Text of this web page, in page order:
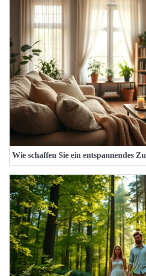
Wie schaffen Sie ein entspannendes